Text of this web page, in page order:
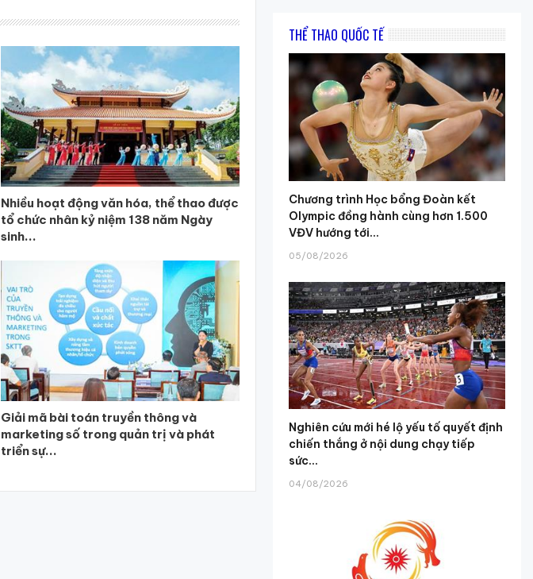
Nhiều hoạt động văn hóa, thể thao được
tổ chức nhân kỷ niệm 138 năm Ngày
sinh...
Giải mã bài toán truyền thông và
marketing số trong quản trị và phát
triển sự...
THỂ THAO QUỐC TẾ
Chương trình Học bổng Đoàn kết
Olympic đồng hành cùng hơn 1.500
VĐV hướng tới...
05/08/2026
Nghiên cứu mới hé lộ yếu tố quyết định
chiến thắng ở nội dung chạy tiếp
sức...
04/08/2026